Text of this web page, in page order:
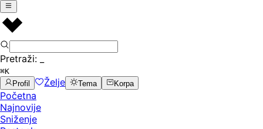
Pretraži:
⌘K
Profil
Želje Tema Korpa
Početna
Najnovije
Sniženje